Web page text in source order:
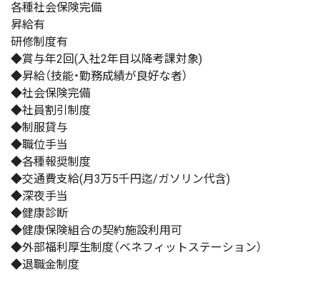
各種社会保険完備
昇給有
研修制度有
◆賞与年2回(入社2年目以降考課対象)
◆昇給（技能・勤務成績が良好な者）
◆社会保険完備
◆社員割引制度
◆制服貸与
◆職位手当
◆各種報奨制度
◆交通費支給(月3万5千円迄/ガソリン代含)
◆深夜手当
◆健康診断
◆健康保険組合の契約施設利用可
◆外部福利厚生制度（ベネフィットステーション）
◆退職金制度